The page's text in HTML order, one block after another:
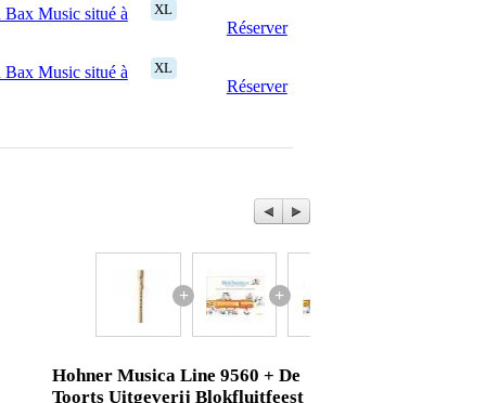
Bax Music situé à
XL
Réserver
Bax Music situé à
XL
Réserver
+ +
Hohner Musica Line 9560 + De
Toorts Uitgeverij Blokfluitfeest